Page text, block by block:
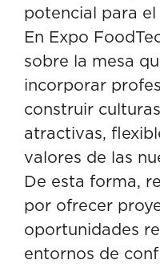
potencial para
En Expo
sobre la mesa
incorporar
construir
atractivas,
valores de las
De esta forma,
por ofrecer
oportunidades
entornos de